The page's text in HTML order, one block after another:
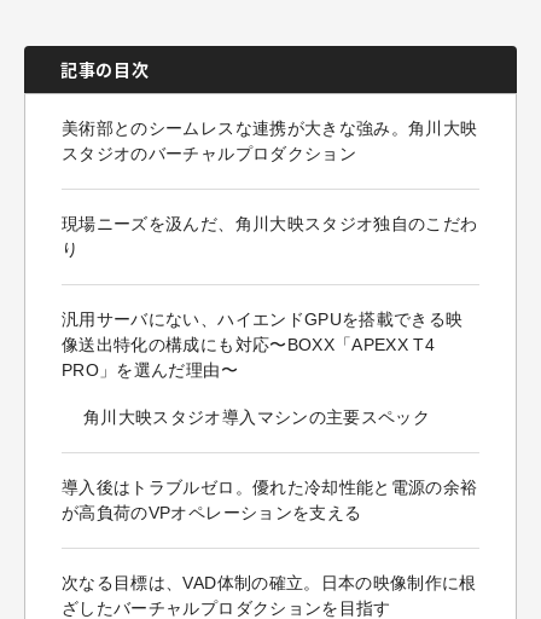
記事の目次
美術部とのシームレスな連携が大きな強み。角川大映
スタジオのバーチャルプロダクション
現場ニーズを汲んだ、角川大映スタジオ独自のこだわ
り
汎用サーバにない、ハイエンドGPUを搭載できる映
像送出特化の構成にも対応〜BOXX「APEXX T4
PRO」を選んだ理由〜
角川大映スタジオ導入マシンの主要スペック
導入後はトラブルゼロ。優れた冷却性能と電源の余裕
が高負荷のVPオペレーションを支える
次なる目標は、VAD体制の確立。日本の映像制作に根
ざしたバーチャルプロダクションを目指す